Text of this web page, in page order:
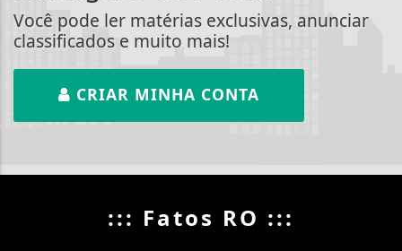
Você pode ler matérias exclusivas, anunciar
classificados e muito mais!
CRIAR MINHA CONTA
::: Fatos RO :::